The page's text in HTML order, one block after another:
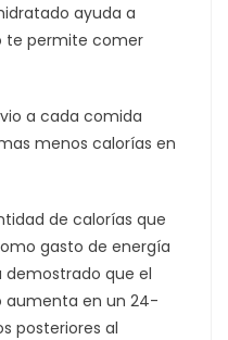
ayuda a
te permite comer
a cada comida
menos calorías en
de calorías que
gasto de energía
demostrado que el
aumenta en un 24-
posteriores al